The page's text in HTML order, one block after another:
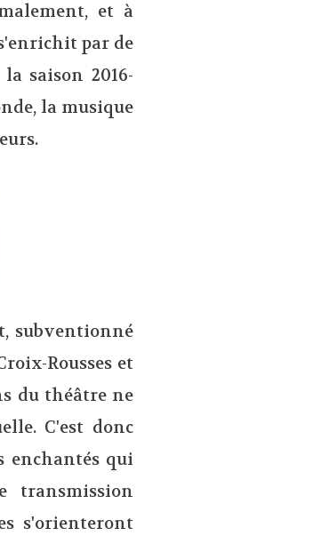
et à
par de
saison 2016-
la musique
subventionné
Rousses et
du théâtre ne
C'est donc
enchantés qui
s'orienteront